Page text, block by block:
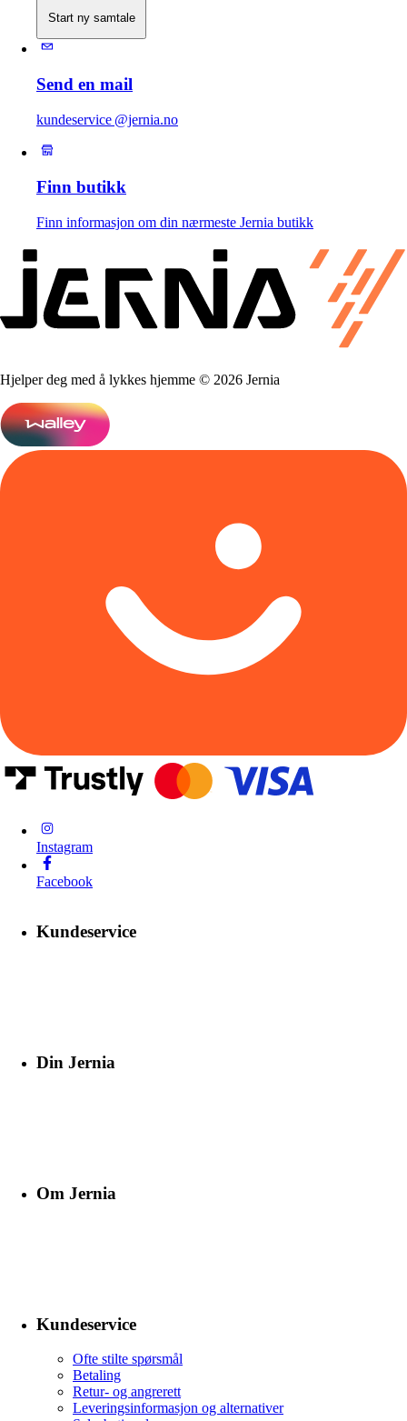
Start ny samtale
Send en mail
kundeservice @jernia.no
Finn butikk
Finn informasjon om din nærmeste Jernia butikk
Hjelper deg med å lykkes hjemme © 2026 Jernia
Instagram
Facebook
Kundeservice
Din Jernia
Om Jernia
Kundeservice
Ofte stilte spørsmål
Betaling
Retur- og angrerett
Leveringsinformasjon og alternativer